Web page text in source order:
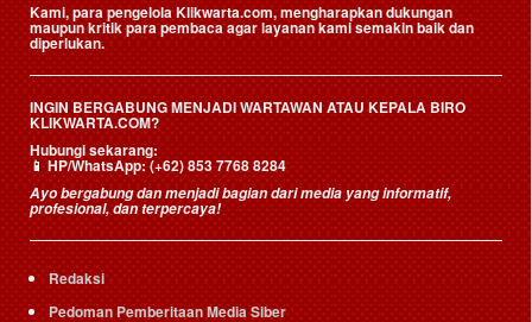
Kami, para pengelola Klikwarta.com, mengharapkan dukungan
maupun kritik para pembaca agar layanan kami semakin baik dan
diperlukan.
INGIN BERGABUNG MENJADI WARTAWAN ATAU KEPALA BIRO
KLIKWARTA.COM?
Hubungi sekarang:
📱HP/WhatsApp:(+62) 853 7768 8284
Ayo bergabung dan menjadi bagian dari media yang informatif,
profesional, dan terpercaya!
Redaksi
Pedoman Pemberitaan Media Siber